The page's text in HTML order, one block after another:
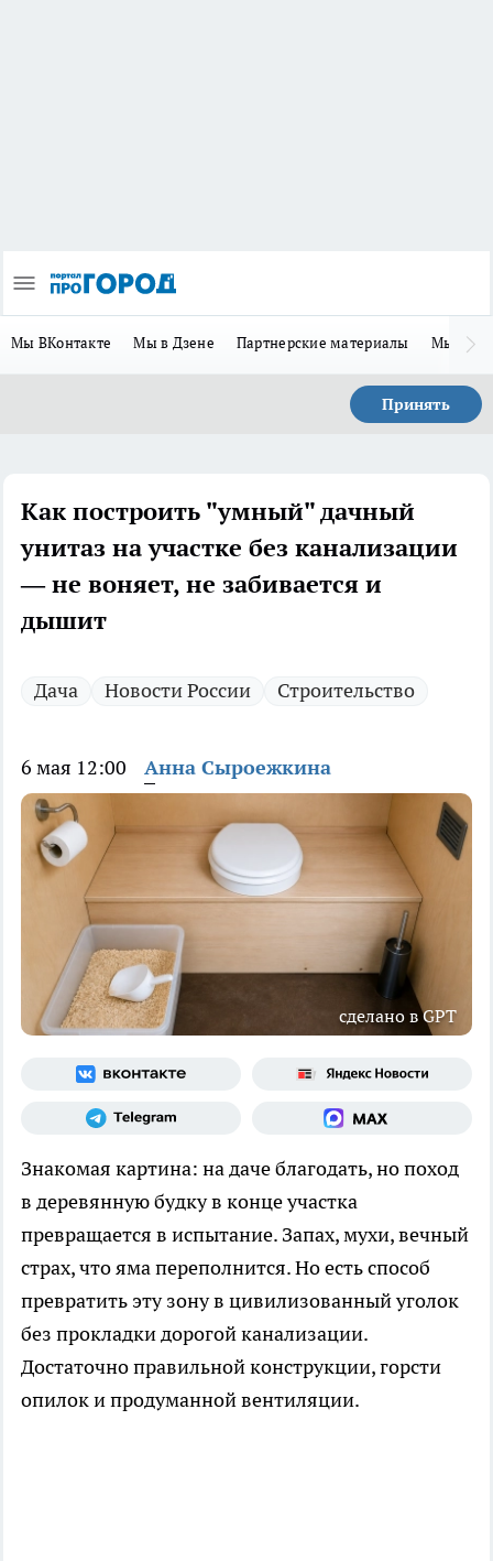
Мы ВКонтакте Мы в Дзене Партнерские материалы Мы в
Принять
Как построить "умный" дачный
унитаз на участке без канализации
— не воняет, не забивается и
дышит
Дача Новости России Строительство
6 мая 12:00 Анна Сыроежкина
сделано в GPT
Знакомая картина: на даче благодать, но поход
в деревянную будку в конце участка
превращается в испытание. Запах, мухи, вечный
страх, что яма переполнится. Но есть способ
превратить эту зону в цивилизованный уголок
без прокладки дорогой канализации.
Достаточно правильной конструкции, горсти
опилок и продуманной вентиляции.